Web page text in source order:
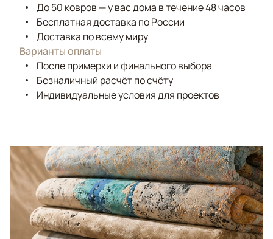
До 50 ковров — у вас дома в течение 48 часов
Бесплатная доставка по России
Доставка по всему миру
Варианты оплаты
После примерки и финального выбора
Безналичный расчёт по счёту
Индивидуальные условия для проектов